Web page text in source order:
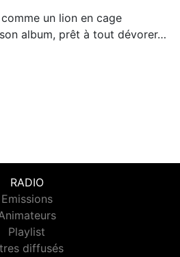
un lion en cage
album, prêt à tout dévorer…
RADIO
Emissions
Playlist
diffusés